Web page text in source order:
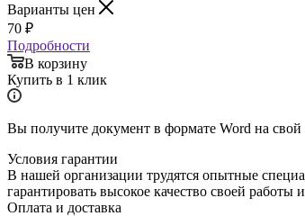
Варианты цен
70 ₽
Подробности
В корзину
Купить в 1 клик
Вы получите документ в формате Word на свой
Условия гарантии
В нашей организации трудятся опытные
гарантировать высокое качество своей работы
Оплата и доставка